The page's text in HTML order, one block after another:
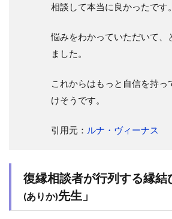
相談して本当に良かったです。
悩みをわかっていただいて、
ました。
これからはもっと自信を持っ
けそうです。
引用元： ルナ・ヴィーナス
復縁相談者が行列する縁結
(ありか)先生」